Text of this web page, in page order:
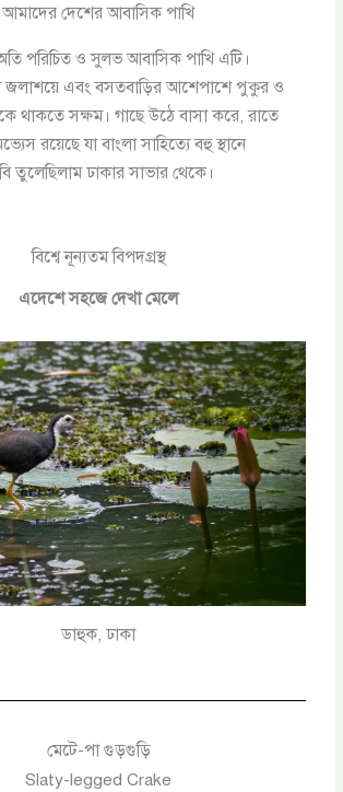
আমাদের দেশের আবাসিক পাখি
পরিচিত ও সুলভ আবাসিক পাখি এটি।
জলাশয়ে এবং বসতবাড়ির আশেপাশে পুকুর ও
থাকতে সক্ষম। গাছে উঠে বাসা করে, রাতে
রয়েছে যা বাংলা সাহিত্যে বহু স্থানে
তুলেছিলাম ঢাকার সাভার থেকে।
বিশ্বে নূন্যতম বিপদগ্রস্থ
এদেশে সহজে দেখা মেলে
ডাহুক, ঢাকা
মেটে-পা গুড়গুড়ি
Slaty-legged Crake